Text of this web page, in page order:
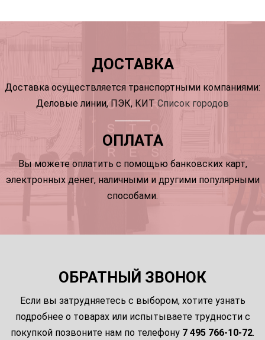
ДОСТАВКА
Доставка осуществляется транспортными компаниями:
Деловые линии, ПЭК, КИТ Список городов
ОПЛАТА
Вы можете оплатить с помощью банковских карт,
электронных денег, наличными и другими популярными
способами.
ОБРАТНЫЙ ЗВОНОК
Если вы затрудняетесь с выбором, хотите узнать
подробнее о товарах или испытываете трудности с
покупкой позвоните нам по телефону 7 495 766-10-72.